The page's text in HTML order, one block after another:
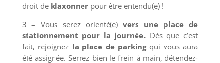
droit de klaxonnerpour être entendu(e) !
3 – Vous serez orienté(e)vers une place de
stationnement pour la journée. Dès que c’est
fait, rejoignez la place de parkingqui vous aura
été assignée. Serrez bien le frein à main, détendez-